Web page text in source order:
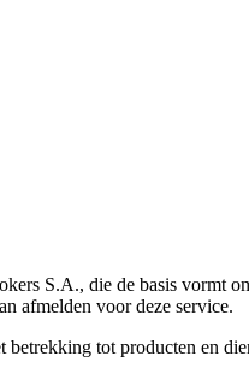
S.A., die de basis vormt
afmelden voor deze service.
tot producten en